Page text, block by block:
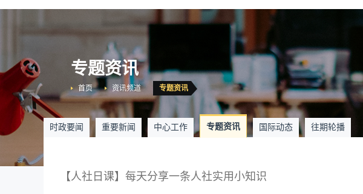
专题资讯
专题资讯
资讯频道
首页
时政要闻 重要新闻 中心工作 专题资讯 国际动态 往期轮播
【人社日课】每天分享一条人社实用小知识